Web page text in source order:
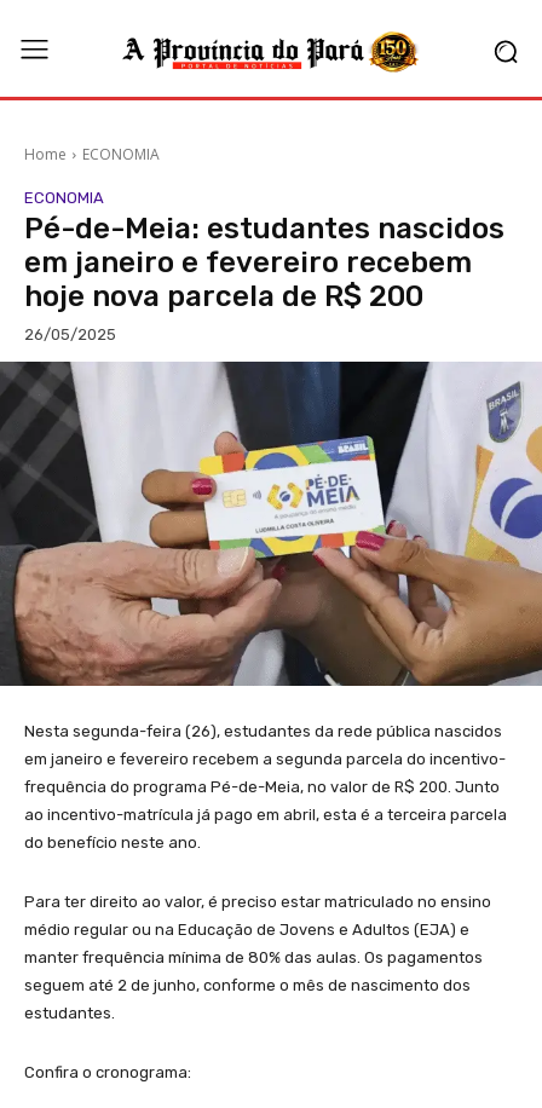
Home ECONOMIA
ECONOMIA
Pé-de-Meia: estudantes nascidos
em janeiro e fevereiro recebem
hoje nova parcela de R$ 200
26/05/2025
Nesta segunda-feira (26), estudantes da rede pública nascidos
em janeiro e fevereiro recebem a segunda parcela do incentivo-
frequência do programa Pé-de-Meia, no valor de R$ 200. Junto
ao incentivo-matrícula já pago em abril, esta é a terceira parcela
do benefício neste ano.
Para ter direito ao valor, é preciso estar matriculado no ensino
médio regular ou na Educação de Jovens e Adultos (EJA) e
manter frequência mínima de 80% das aulas. Os pagamentos
seguem até 2 de junho, conforme o mês de nascimento dos
estudantes.
Confira o cronograma: